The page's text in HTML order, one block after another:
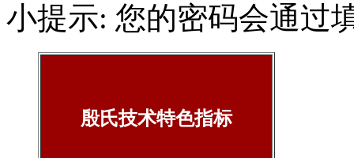
小提示: 您的密码会通过
殷氏技术特色指标